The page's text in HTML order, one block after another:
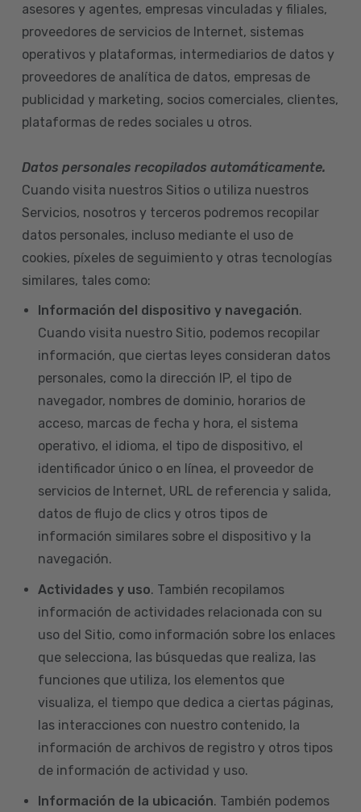
asesores y agentes, empresas vinculadas y filiales,
proveedores de servicios de Internet, sistemas
operativos y plataformas, intermediarios de datos y
proveedores de analítica de datos, empresas de
publicidad y marketing, socios comerciales, clientes,
plataformas de redes sociales u otros.
Datos personales recopilados automáticamente.
Cuando visita nuestros Sitios o utiliza nuestros
Servicios, nosotros y terceros podremos recopilar
datos personales, incluso mediante el uso de
cookies, píxeles de seguimiento y otras tecnologías
similares, tales como:
Información del dispositivo y navegación.
Cuando visita nuestro Sitio, podemos recopilar
información, que ciertas leyes consideran datos
personales, como la dirección IP, el tipo de
navegador, nombres de dominio, horarios de
acceso, marcas de fecha y hora, el sistema
operativo, el idioma, el tipo de dispositivo, el
identificador único o en línea, el proveedor de
servicios de Internet, URL de referencia y salida,
datos de flujo de clics y otros tipos de
información similares sobre el dispositivo y la
navegación.
Actividades y uso. También recopilamos
información de actividades relacionada con su
uso del Sitio, como información sobre los enlaces
que selecciona, las búsquedas que realiza, las
funciones que utiliza, los elementos que
visualiza, el tiempo que dedica a ciertas páginas,
las interacciones con nuestro contenido, la
información de archivos de registro y otros tipos
de información de actividad y uso.
Información de la ubicación. También podemos